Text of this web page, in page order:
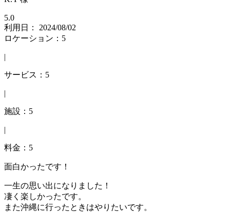
5.0
利用日： 2024/08/02
ロケーション：5
|
サービス：5
|
施設：5
|
料金：5
面白かったです！
一生の思い出になりました！
凄く楽しかったです。
また沖縄に行ったときはやりたいです。